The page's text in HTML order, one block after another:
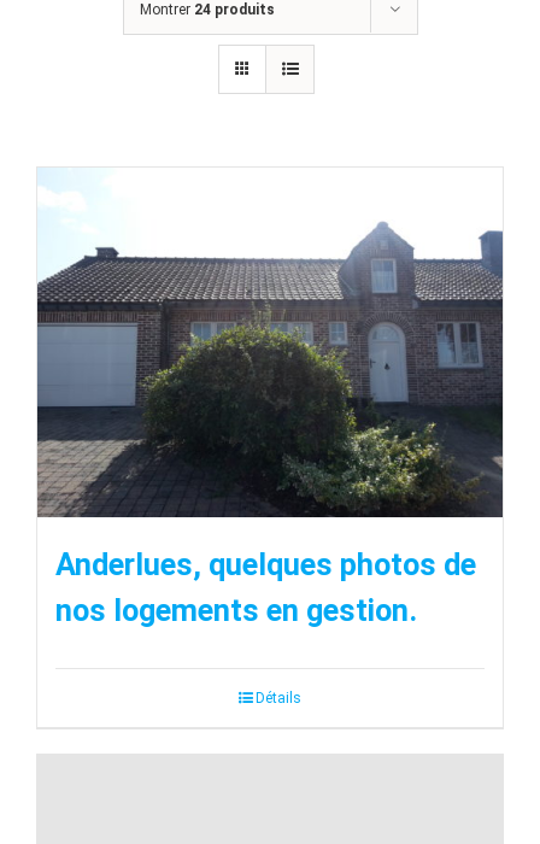
Montrer 24 produits
Anderlues, quelques photos de
nos logements en gestion.
Détails